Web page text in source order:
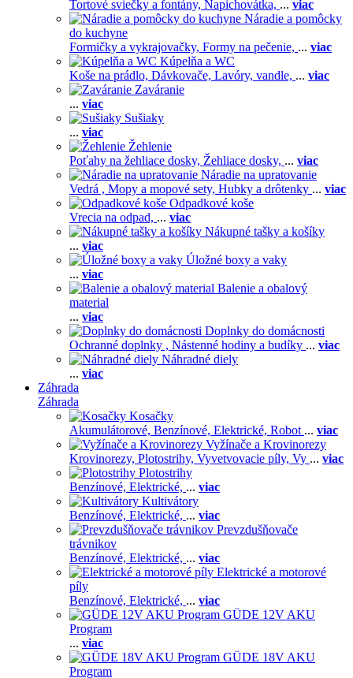
Tortové sviečky a fontány, Napichovátka, ... viac
Náradie a pomôcky
do kuchyne
Formičky a vykrajovačky, Formy na pečenie, ... viac
Kúpelňa a WC
Koše na prádlo, Dávkovače, Lavóry, vandle, ... viac
Zaváranie
... viac
Sušiaky
... viac
Žehlenie
Poťahy na žehliace dosky, Žehliace dosky, ... viac
Náradie na upratovanie
Vedrá , Mopy a mopové sety, Hubky a drôtenky ... viac
Odpadkové koše
Vrecia na odpad, ... viac
Nákupné tašky a košíky
... viac
Úložné boxy a vaky
... viac
Balenie a obalový
material
... viac
Doplnky do domácnosti
Ochranné doplnky , Nástenné hodiny a budíky ... viac
Náhradné diely
... viac
Záhrada
Záhrada
Kosačky
Akumulátorové, Benzínové, Elektrické, Robot ... viac
Vyžínače a Krovinorezy
Krovinorezy, Plotostrihy, Vyvetvovacie píly, Vy ... viac
Plotostrihy
Benzínové, Elektrické, ... viac
Kultivátory
Benzínové, Elektrické, ... viac
Prevzdušňovače
trávnikov
Benzínové, Elektrické, ... viac
Elektrické a motorové
píly
Benzínové, Elektrické, ... viac
GÜDE 12V AKU
Program
... viac
GÜDE 18V AKU
Program